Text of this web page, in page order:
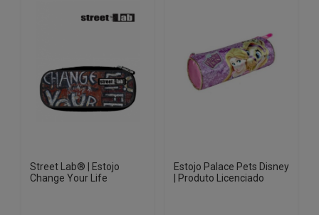
Street Lab® | Estojo
Change Your Life
Estojo Palace Pets Disney
| Produto Licenciado